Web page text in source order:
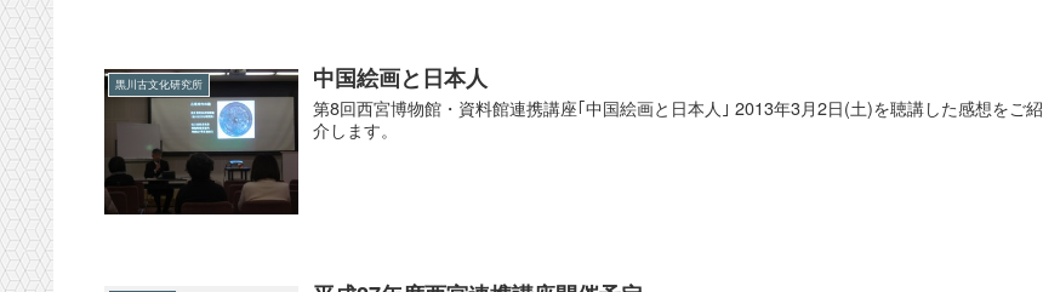
黒川古文化研究所 中国絵画と日本人
第8回西宮博物館・資料館連携講座｢中国絵画と日本人｣ 2013年3月2日(土)を聴講した感想をご紹
介します。